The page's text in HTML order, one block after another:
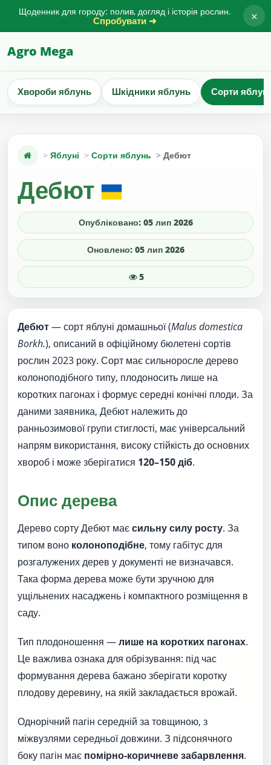
Щоденник для городу: полив, догляд і історія рослин.
Спробувати ➜ ×
Agro Mega
Хвороби яблунь Шкідники яблунь Сорти
Яблуні Сорти яблунь Дебют
Дебют
Опубліковано: 05 лип 2026
Оновлено: 05 лип 2026
5
Дебют— сорт яблуні домашньої (Malus domestica
Borkh.), описаний в офіційному бюлетені сортів
рослин 2023 року. Сорт має сильноросле дерево
колоноподібного типу, плодоносить лише на
коротких пагонах і формує середні конічні плоди. За
даними заявника, Дебют належить до
ранньозимової групи стиглості, має універсальний
напрям використання, високу стійкість до основних
хвороб і може зберігатися 120–150 діб.
Опис дерева
Дерево сорту Дебют маєсильну силу росту. За
типом воно колоноподібне, тому габітус для
розгалужених дерев у документі не визначався.
Така форма дерева може бути зручною для
ущільнених насаджень і компактного розміщення в
саду.
Тип плодоношення —лише на коротких пагонах.
Це важлива ознака для обрізування: під час
формування дерева бажано зберігати коротку
плодову деревину, на якій закладається врожай.
Однорічний пагін середній за товщиною, з
міжвузлями середньої довжини. З підсонячного
боку пагін має помірно-коричневе забарвлення.